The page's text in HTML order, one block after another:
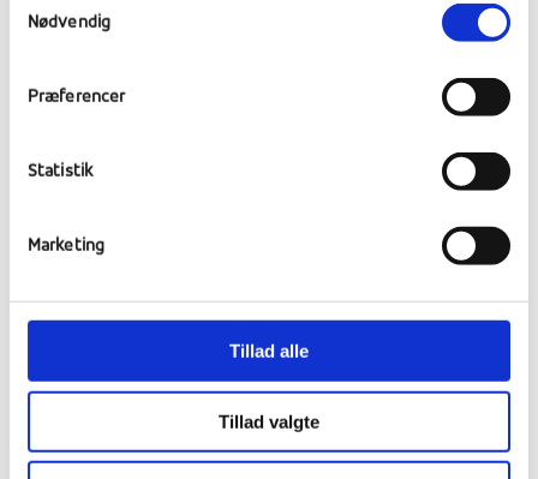
Nødvendig
Præferencer
Statistik
Marketing
Tillad alle
Tillad valgte
arbejder sammen om et fælles projekt eller
danner grobund for vores fællesprojekter og
arbejde med – også ift at forstå hvordan et
også er nødt til at gøre sig sine overvejelser